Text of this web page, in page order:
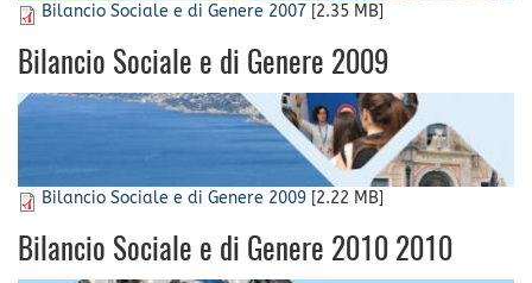
Bilancio Sociale e di Genere 2007 [2.35 MB]
Bilancio Sociale e di Genere 2009
Bilancio Sociale e di Genere 2009 [2.22 MB]
Bilancio Sociale e di Genere 2010 2010